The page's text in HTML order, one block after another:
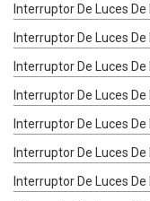
Interruptor De Luces
Interruptor De Luces
Interruptor De Luces
Interruptor De Luces
Interruptor De Luces
Interruptor De Luces
Interruptor De Luces